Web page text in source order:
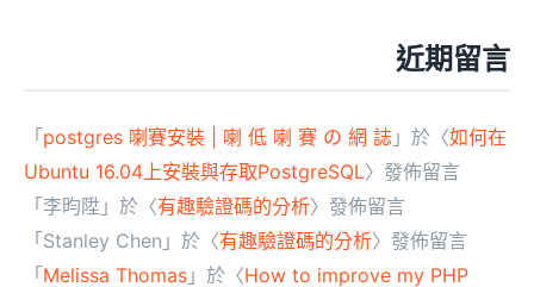
近期留言
「 postgres 喇賽安裝 | 喇 低 喇 賽 の 網 誌 」於〈如何在
Ubuntu 16.04上安裝與存取PostgreSQL〉發佈留言
「 李昀陞 」於〈有趣驗證碼的分析〉發佈留言
「 Stanley Chen 」於〈有趣驗證碼的分析〉發佈留言
「 Melissa Thomas 」於〈How to improve my PHP